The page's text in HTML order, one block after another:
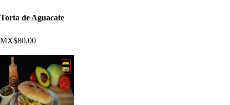
Torta de Aguacate
MX$80.00